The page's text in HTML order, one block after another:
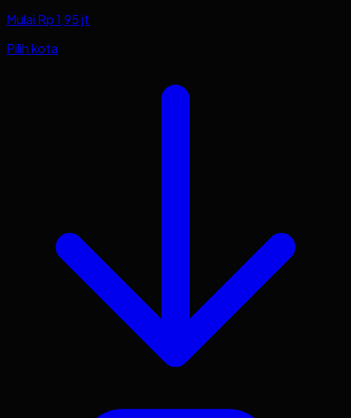
Mulai Rp 1,95 jt
Pilih kota